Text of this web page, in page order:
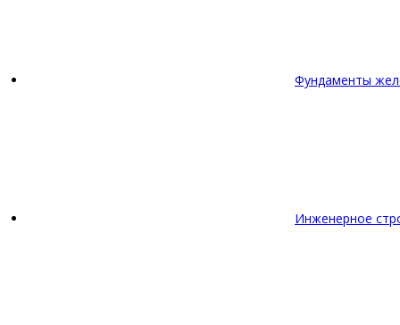
Фундаменты
Инженерное